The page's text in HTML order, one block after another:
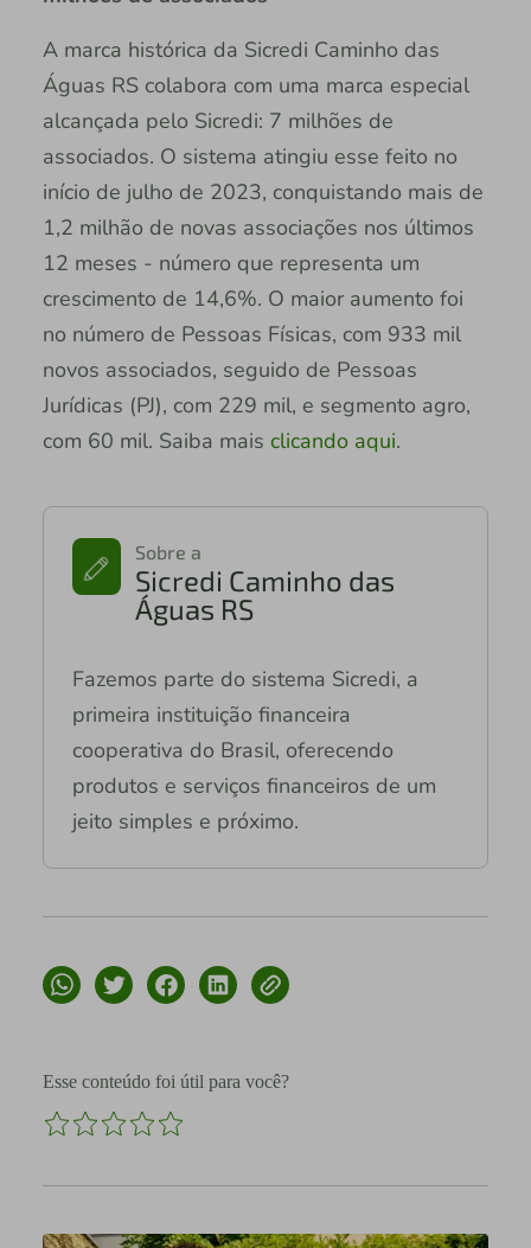
A marca histórica da Sicredi Caminho das
Águas RS colabora com uma marca especial
alcançada pelo Sicredi: 7 milhões de
associados. O sistema atingiu esse feito no
início de julho de 2023, conquistando mais de
1,2 milhão de novas associações nos últimos
12 meses - número que representa um
crescimento de 14,6%. O maior aumento foi
no número de Pessoas Físicas, com 933 mil
novos associados, seguido de Pessoas
Jurídicas (PJ), com 229 mil, e segmento agro,
com 60 mil. Saiba mais clicando aqui.
Sobre a
Sicredi Caminho das
Águas RS
Fazemos parte do sistema Sicredi, a
primeira instituição financeira
cooperativa do Brasil, oferecendo
produtos e serviços financeiros de um
jeito simples e próximo.
Esse conteúdo foi útil para você?